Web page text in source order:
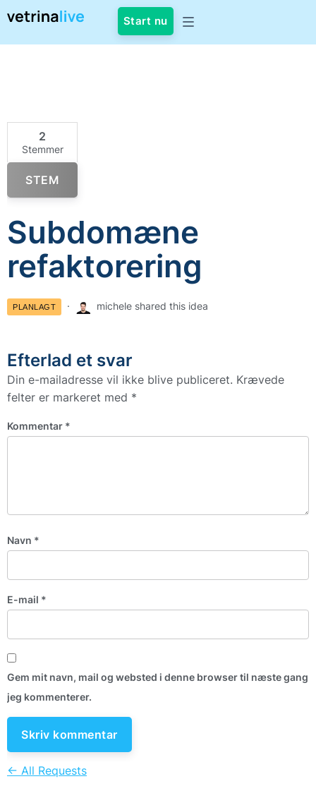
Start nu
2
Stemmer
STEM
Subdomæne
refaktorering
PLANLAGT michele shared this idea
Efterlad et svar
Din e-mailadresse vil ikke blive publiceret. Krævede
felter er markeret med *
Kommentar *
Navn *
E-mail *
Gem mit navn, mail og websted i denne browser til næste gang
jeg kommenterer.
← All Requests